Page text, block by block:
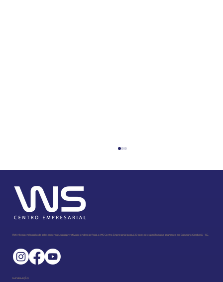
Endereço Fiscal: Para Quem é, Por Que
Referência em locação de salas comerciais, salas privativas e endereço fiscal, o WS Centro Empresarial possui 20 anos de experiência no segmento em Balneário Camboriú - SC.
NAVEGAÇÃO